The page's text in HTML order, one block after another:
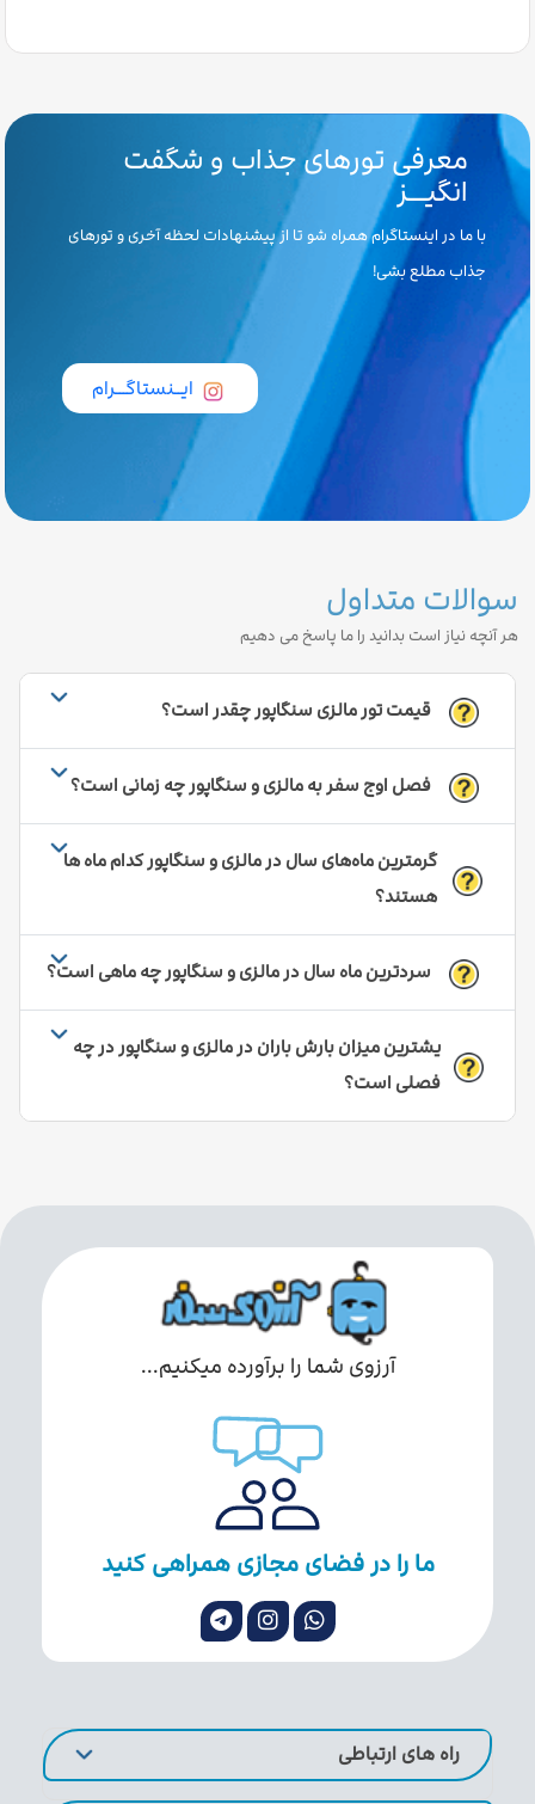
معرفی تورهای جذاب و شگفت
انگیـــز
با ما در اینستاگرام همراه شو تا از پیشنهادات لحظه آخری و تورهای
جذاب مطلع بشی!
ایــنستاگـــرام
سوالات متداول
هر آنچه نیاز است بدانید را ما پاسخ می دهیم
قیمت تور مالزی سنگاپور چقدر است؟
فصل اوج سفر به مالزی و سنگاپور چه زمانی است؟
گرمترین ماه‌های سال در مالزی و سنگاپور کدام ماه ها
هستند؟
سردترین ماه سال در مالزی و سنگاپور چه ماهی است؟
یشترین میزان بارش باران در مالزی و سنگاپور در چه
فصلی است؟
آرزوی شما را برآورده میکنیم...
ما را در فضای مجازی همراهی کنید
راه های ارتباطی